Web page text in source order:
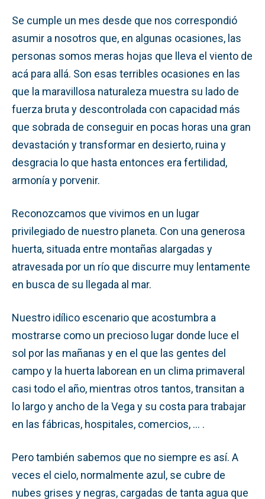
Se cumple un mes desde que nos correspondió
asumir a nosotros que, en algunas ocasiones, las
personas somos meras hojas que lleva el viento de
acá para allá. Son esas terribles ocasiones en las
que la maravillosa naturaleza muestra su lado de
fuerza bruta y descontrolada con capacidad más
que sobrada de conseguir en pocas horas una gran
devastación y transformar en desierto, ruina y
desgracia lo que hasta entonces era fertilidad,
armonía y porvenir.
Reconozcamos que vivimos en un lugar
privilegiado de nuestro planeta. Con una generosa
huerta, situada entre montañas alargadas y
atravesada por un río que discurre muy lentamente
en busca de su llegada al mar.
Nuestro idílico escenario que acostumbra a
mostrarse como un precioso lugar donde luce el
sol por las mañanas y en el que las gentes del
campo y la huerta laborean en un clima primaveral
casi todo el año, mientras otros tantos, transitan a
lo largo y ancho de la Vega y su costa para trabajar
en las fábricas, hospitales, comercios, … .
Pero también sabemos que no siempre es así. A
veces el cielo, normalmente azul, se cubre de
nubes grises y negras, cargadas de tanta agua que